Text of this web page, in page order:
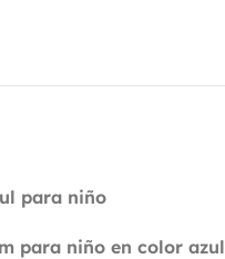
para niño
para niño en color azul